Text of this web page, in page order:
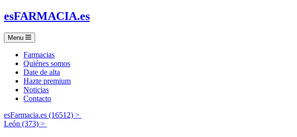
esFARMACIA.es
Menu
Farmacias
Quiénes somos
Date de alta
Hazte premium
Noticias
Contacto
esFarmacia.es (16512) >
León (373) >